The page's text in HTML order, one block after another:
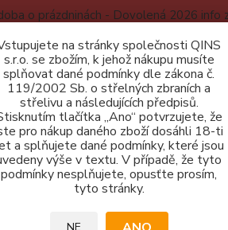
o prázdninách - Dovolená 2026 info
na stránky společnosti QINS
s.r.o. se zbožím, k jehož nákupu musíte
splňovat dané podmínky dle zákona č.
119/2002 Sb. o střelných zbraních a
střelivu a následujících předpisů.
tlačítka „Ano“ potvrzujete, že
pro nákup daného zboží dosáhli 18-ti
a splňujete dané podmínky, které jsou
výše v textu. V případě, že tyto
podmínky nesplňujete, opusťte prosím,
tyto stránky.
RECENZE - INFO SPORTOVNÍ AKCE
Hledat
Brokovnice Benelli SuperNova
Benelli SuperNova